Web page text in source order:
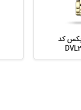
کد